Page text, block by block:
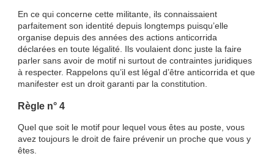
En ce qui concerne cette militante, ils connaissaient
parfaitement son identité depuis longtemps puisqu’elle
organise depuis des années des actions anticorrida
déclarées en toute légalité. Ils voulaient donc juste la faire
parler sans avoir de motif ni surtout de contraintes juridiques
à respecter. Rappelons qu’il est légal d’être anticorrida et que
manifester est un droit garanti par la constitution.
Règle n° 4
Quel que soit le motif pour lequel vous êtes au poste, vous
avez toujours le droit de faire prévenir un proche que vous y
êtes.